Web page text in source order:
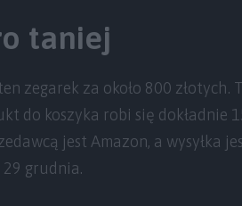
taniej
zegarek za około 800 złotych.
do koszyka robi się dokładnie
jest Amazon, a wysyłka
grudnia.